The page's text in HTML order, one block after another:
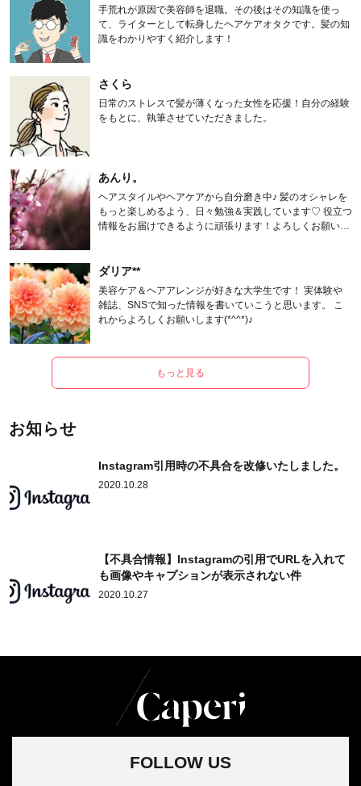
手荒れが原因で美容師を退職。その後はその知識を使っ
て、ライターとして転身したヘアケアオタクです。髪の知
識をわかりやすく紹介します！
さくら
日常のストレスで髪が薄くなった女性を応援！自分の経験
をもとに、執筆させていただきました。
あんり。
ヘアスタイルやヘアケアから自分磨き中♪ 髪のオシャレを
もっと楽しめるよう、日々勉強＆実践しています♡ 役立つ
情報をお届けできるように頑張ります！よろしくお願いし
ダリア**
美容ケア＆ヘアアレンジが好きな大学生です！ 実体験や
雑誌、SNSで知った情報を書いていこうと思います。 こ
れからよろしくお願いします(*^^*)♪
もっと見る
お知らせ
Instagram引用時の不具合を改修いたしました。
2020.10.28
【不具合情報】Instagramの引用でURLを入れて
も画像やキャプションが表示されない件
2020.10.27
FOLLOW US